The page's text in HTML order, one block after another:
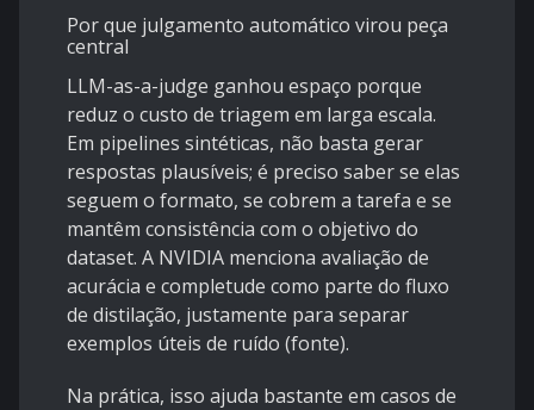
Por que julgamento automático virou peça
central
LLM-as-a-judge ganhou espaço porque
reduz o custo de triagem em larga escala.
Em pipelines sintéticas, não basta gerar
respostas plausíveis; é preciso saber se elas
seguem o formato, se cobrem a tarefa e se
mantêm consistência com o objetivo do
dataset. A NVIDIA menciona avaliação de
acurácia e completude como parte do fluxo
de distilação, justamente para separar
exemplos úteis de ruído (fonte).
Na prática, isso ajuda bastante em casos de